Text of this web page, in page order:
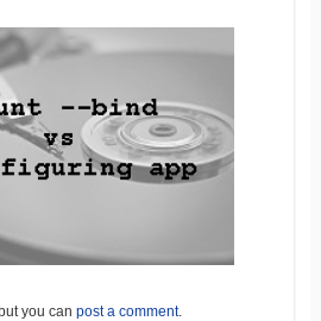
you can post a comment.